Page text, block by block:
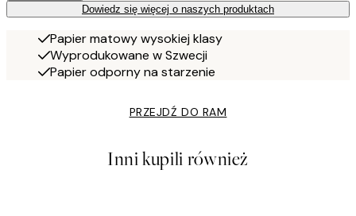
Dowiedz się więcej o naszych produktach
Papier matowy wysokiej klasy
Wyprodukowane w Szwecji
Papier odporny na starzenie
PRZEJDŹ DO RAM
Inni kupili również